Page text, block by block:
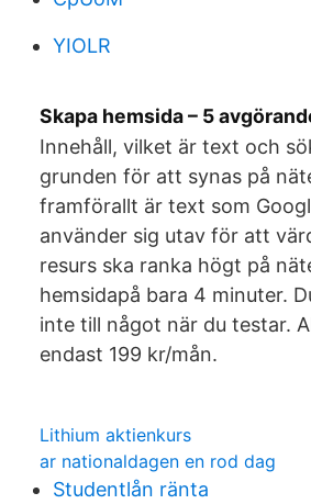
YIOLR
Skapa hemsida – 5
Innehåll, vilket är text och
grunden för att synas på
framförallt är text som
använder sig utav för att
resurs ska ranka högt på
hemsidapå bara 4 minuter.
inte till något när du testar.
endast 199 kr/mån.
Lithium aktienkurs
ar nationaldagen en rod dag
Studentlån ränta